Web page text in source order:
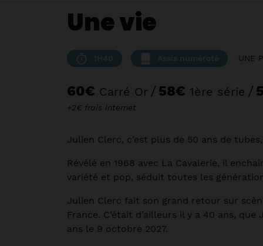
Une vie
1H40 Assis numéroté UNE
60€ Carré Or / 58€ 1ère série /
+2€ frais internet
Julien Clerc, c’est plus de 50 ans de
Révélé en 1968 avec La Cavalerie, il
variété et pop, séduit toutes les
Julien Clerc fait son grand retour sur
France. C’était d’ailleurs il y a 40 ans,
ans le 9 octobre 2027.